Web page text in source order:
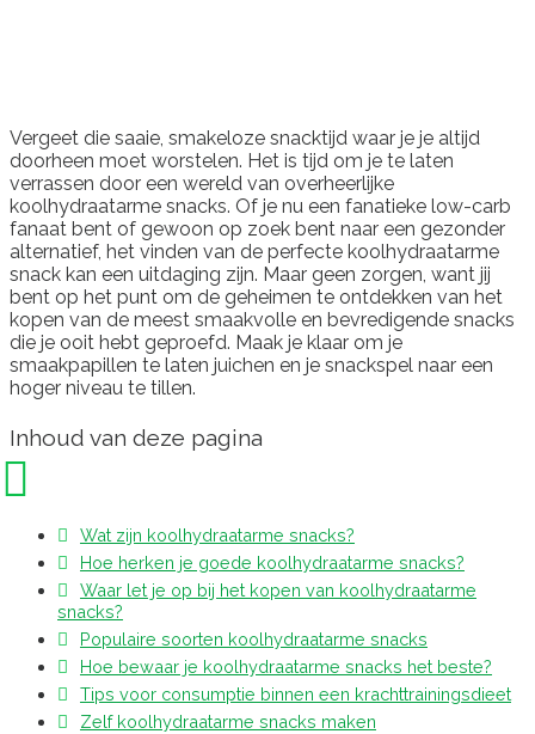
Vergeet die saaie, smakeloze snacktijd waar je je altijd
doorheen moet worstelen. Het is tijd om je te laten
verrassen door een wereld van overheerlijke
koolhydraatarme snacks. Of je nu een fanatieke low-carb
fanaat bent of gewoon op zoek bent naar een gezonder
alternatief, het vinden van de perfecte koolhydraatarme
snack kan een uitdaging zijn. Maar geen zorgen, want jij
bent op het punt om de geheimen te ontdekken van het
kopen van de meest smaakvolle en bevredigende snacks
die je ooit hebt geproefd. Maak je klaar om je
smaakpapillen te laten juichen en je snackspel naar een
hoger niveau te tillen.
Inhoud van deze pagina
Wat zijn koolhydraatarme snacks?
Hoe herken je goede koolhydraatarme snacks?
Waar let je op bij het kopen van koolhydraatarme
snacks?
Populaire soorten koolhydraatarme snacks
Hoe bewaar je koolhydraatarme snacks het beste?
Tips voor consumptie binnen een krachttrainingsdieet
Zelf koolhydraatarme snacks maken